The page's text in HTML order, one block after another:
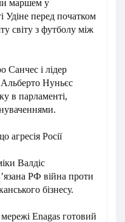
маршем у
Удіне перед початком
світу з футболу між
Санчес і лідер
Альберто Нуньєс
в парламенті,
Росії
Валдіс
РФ війна проти
бізнесу.
Enagas готовий